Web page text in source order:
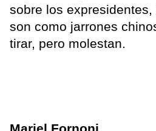
sobre los
son como jarrones
tirar, pero molestan.